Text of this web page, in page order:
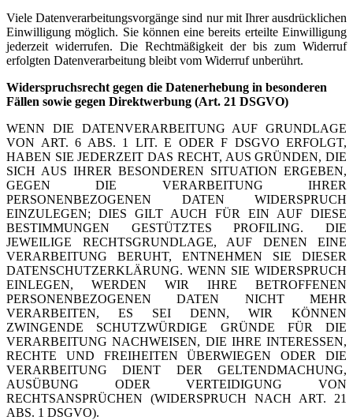
Viele Datenverarbeitungsvorgänge sind nur mit Ihrer ausdrücklichen
Einwilligung möglich. Sie können eine bereits erteilte Einwilligung
jederzeit widerrufen. Die Rechtmäßigkeit der bis zum Widerruf
erfolgten Datenverarbeitung bleibt vom Widerruf unberührt.
Widerspruchsrecht gegen die Datenerhebung in besonderen
Fällen sowie gegen Direktwerbung (Art. 21 DSGVO)
WENN DIE DATENVERARBEITUNG AUF GRUNDLAGE
VON ART. 6 ABS. 1 LIT. E ODER F DSGVO ERFOLGT,
HABEN SIE JEDERZEIT DAS RECHT, AUS GRÜNDEN, DIE
SICH AUS IHRER BESONDEREN SITUATION ERGEBEN,
GEGEN DIE VERARBEITUNG IHRER
PERSONENBEZOGENEN DATEN WIDERSPRUCH
EINZULEGEN; DIES GILT AUCH FÜR EIN AUF DIESE
BESTIMMUNGEN GESTÜTZTES PROFILING. DIE
JEWEILIGE RECHTSGRUNDLAGE, AUF DENEN EINE
VERARBEITUNG BERUHT, ENTNEHMEN SIE DIESER
DATENSCHUTZERKLÄRUNG. WENN SIE WIDERSPRUCH
EINLEGEN, WERDEN WIR IHRE BETROFFENEN
PERSONENBEZOGENEN DATEN NICHT MEHR
VERARBEITEN, ES SEI DENN, WIR KÖNNEN
ZWINGENDE SCHUTZWÜRDIGE GRÜNDE FÜR DIE
VERARBEITUNG NACHWEISEN, DIE IHRE INTERESSEN,
RECHTE UND FREIHEITEN ÜBERWIEGEN ODER DIE
VERARBEITUNG DIENT DER GELTENDMACHUNG,
AUSÜBUNG ODER VERTEIDIGUNG VON
RECHTSANSPRÜCHEN (WIDERSPRUCH NACH ART. 21
ABS. 1 DSGVO).